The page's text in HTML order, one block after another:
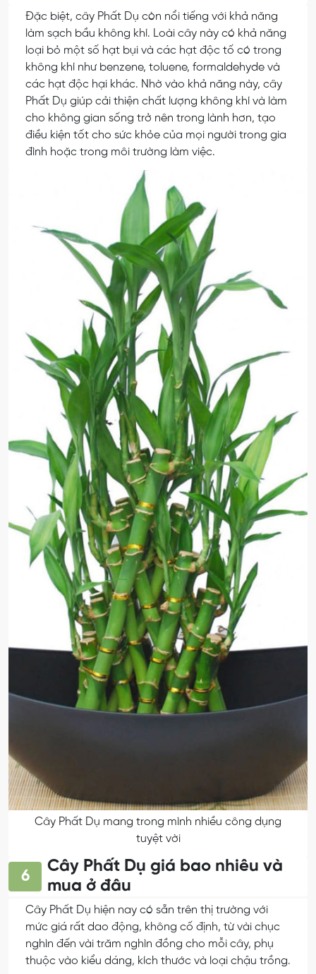
Đặc biệt, cây Phất Dụ còn nổi tiếng với khả năng
làm sạch bầu không khí. Loài cây này có khả năng
loại bỏ một số hạt bụi và các hạt độc tố có trong
không khí như benzene, toluene, formaldehyde và
các hạt độc hại khác. Nhờ vào khả năng này, cây
Phất Dụ giúp cải thiện chất lượng không khí và làm
cho không gian sống trở nên trong lành hơn, tạo
điều kiện tốt cho sức khỏe của mọi người trong gia
đình hoặc trong môi trường làm việc.
Cây Phất Dụ mang trong mình nhiều công dụng
tuyệt vời
6
Cây Phất Dụ giá bao nhiêu và
mua ở đâu
Cây Phất Dụ hiện nay có sẵn trên thị trường với
mức giá rất dao động, không cố định, từ vài chục
nghìn đến vài trăm nghìn đồng cho mỗi cây, phụ
thuộc vào kiểu dáng, kích thước và loại chậu trồng.